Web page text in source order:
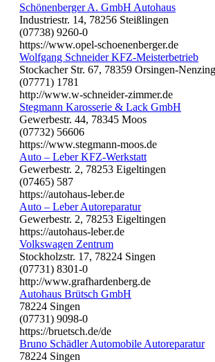
Schönenberger A. GmbH Autohaus
Industriestr. 14, 78256 Steißlingen
(07738) 9260-0
https://www.opel-schoenenberger.de
Wolfgang Schneider KFZ-Meisterbetrieb
Stockacher Str. 67, 78359 Orsingen-
(07771) 1781
http://www.w-schneider-zimmer.de
Stegmann Karosserie & Lack GmbH
Gewerbestr. 44, 78345 Moos
(07732) 56606
https://www.stegmann-moos.de
Auto – Leber KFZ-Werkstatt
Gewerbestr. 2, 78253 Eigeltingen
(07465) 587
https://autohaus-leber.de
Auto – Leber Autoreparatur
Gewerbestr. 2, 78253 Eigeltingen
https://autohaus-leber.de
Volkswagen Zentrum
Stockholzstr. 17, 78224 Singen
(07731) 8301-0
http://www.grafhardenberg.de
Autohaus Brütsch GmbH
78224 Singen
(07731) 9098-0
https://bruetsch.de/de
Bruno Schädler Automobile Autoreparatur
78224 Singen